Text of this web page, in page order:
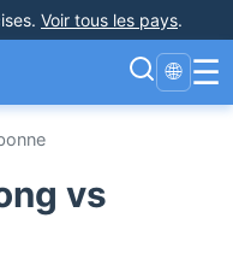
. Voir tous les pays.
🌐 ☰
vs